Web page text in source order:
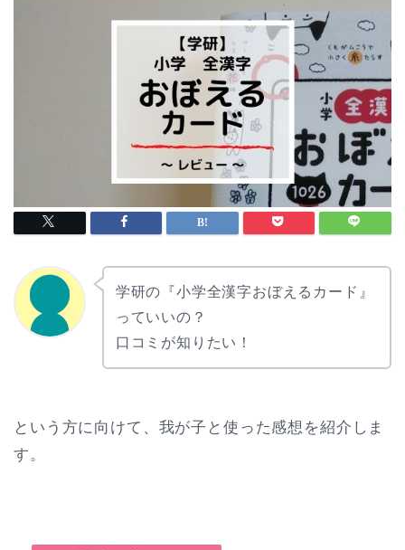
学研の『小学全漢字おぼえるカード』
っていいの？
口コミが知りたい！
という方に向けて、我が子と使った感想を紹介しま
す。